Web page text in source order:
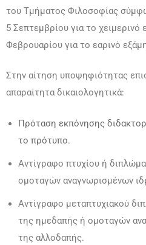
του Τμήματος Φιλοσοφίας
5 Σεπτεμβρίου για το χειμερινό
Φεβρουαρίου για το εαρινό
Στην αίτηση υποψηφιότητας
απαραίτητα δικαιολογητικά:
Πρόταση εκπόνησης
το πρότυπο.
Αντίγραφο πτυχίου ή
ομοταγών αναγνωρισμένων
Αντίγραφο μεταπτυχιακού
της ημεδαπής ή ομοταγών
της αλλοδαπής.